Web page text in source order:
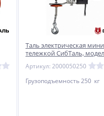
Таль электрическая
тележкой СибТаль,
Артикул: 2000050250
Грузоподъемность 250 кг